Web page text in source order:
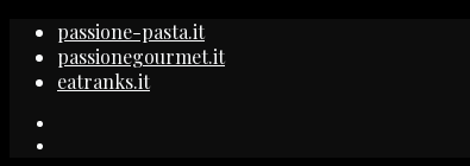
passione-pasta.it
passionegourmet.it
eatranks.it